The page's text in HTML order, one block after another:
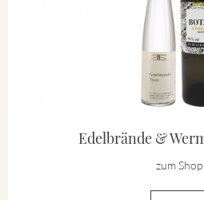
Edelbrände &
zum Shop